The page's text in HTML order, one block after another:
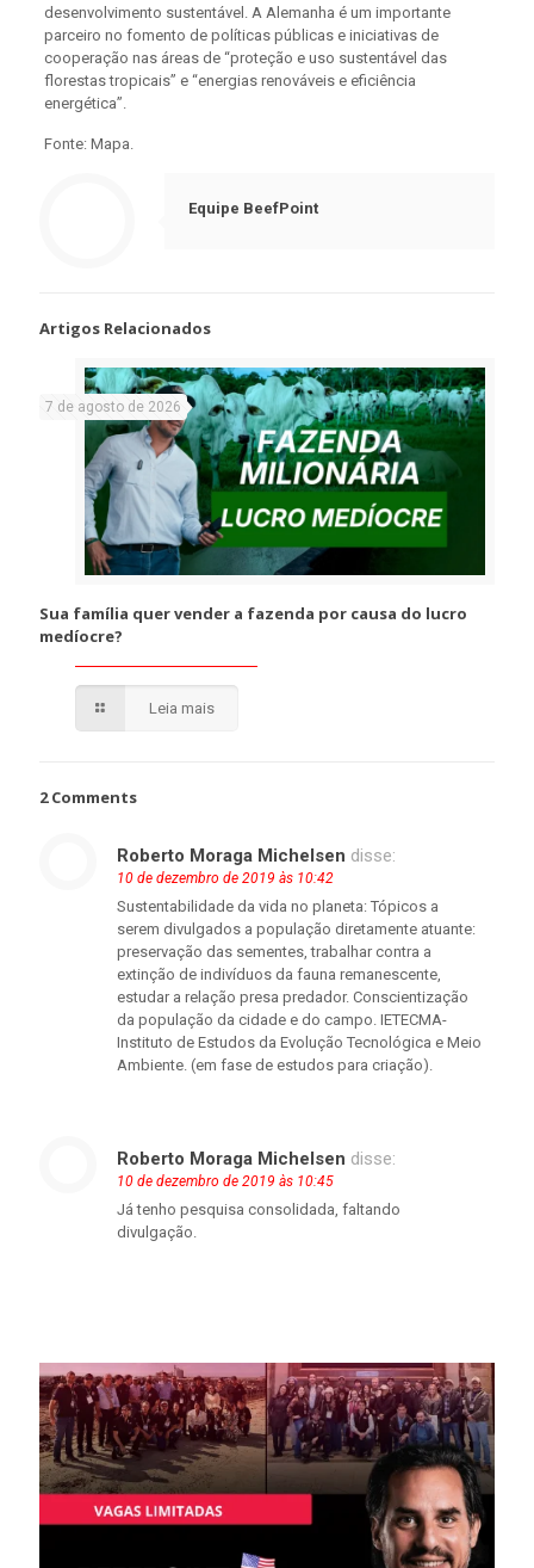
desenvolvimento sustentável. A Alemanha é um importante
parceiro no fomento de políticas públicas e iniciativas de
cooperação nas áreas de “proteção e uso sustentável das
florestas tropicais” e “energias renováveis e eficiência
energética”.
Fonte: Mapa.
Equipe BeefPoint
Artigos Relacionados
7 de agosto de 2026
Sua família quer vender a fazenda por causa do lucro
medíocre?
Leia mais
2 Comments
Roberto Moraga Michelsen disse:
10 de dezembro de 2019 às 10:42
Sustentabilidade da vida no planeta: Tópicos a
serem divulgados a população diretamente atuante:
preservação das sementes, trabalhar contra a
extinção de indivíduos da fauna remanescente,
estudar a relação presa predador. Conscientização
da população da cidade e do campo. IETECMA-
Instituto de Estudos da Evolução Tecnológica e Meio
Ambiente. (em fase de estudos para criação).
Roberto Moraga Michelsen disse:
10 de dezembro de 2019 às 10:45
Já tenho pesquisa consolidada, faltando
divulgação.